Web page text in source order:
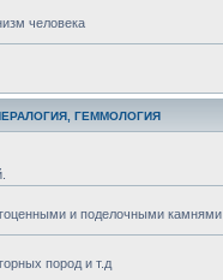
человека
ГЕММОЛОГИЯ
и поделочными камнями
пород и т.д